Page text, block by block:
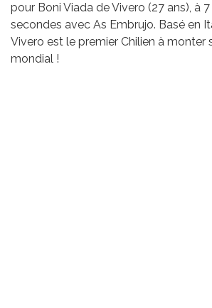
pour Boni Viada de Vivero (27 ans), à
secondes avec As Embrujo. Basé en
Vivero est le premier Chilien à monter
mondial !